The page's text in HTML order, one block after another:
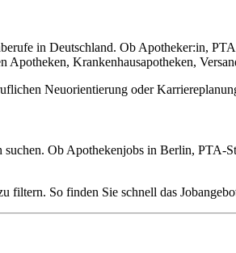
in Deutschland. Ob Apotheker:in,
Krankenhausapotheken,
Neuorientierung oder
Ob Apothekenjobs in Berlin,
So finden Sie schnell das